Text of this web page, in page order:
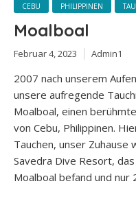
CEBU PHILIPPINEN
Moalboal
Februar 4, 2023 Admin1
2007 nach unserem
unsere aufregende
Moalboal, einen
von Cebu, Philippinen.
Tauchen, unser
Savedra Dive Resort,
Moalboal befand und nur